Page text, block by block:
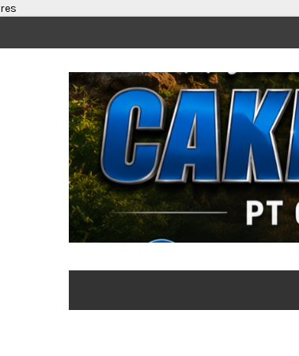
res